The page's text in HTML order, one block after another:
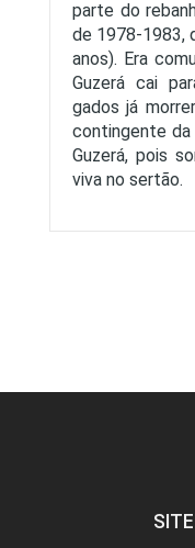
parte do
de 1978-1983,
anos). Era
Guzerá cai
gados já
contingente da
Guzerá, pois
viva no sertão.